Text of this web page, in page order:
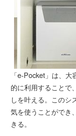
「e-Pocket」は、
的に利用することで
しを叶える。このシ
気を使うことができ
きる。